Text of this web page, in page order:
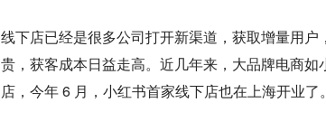
线下店已经是很多公司打开新渠道，获取增量用
贵，获客成本日益走高。近几年来，大品牌电商
店，今年 6 月，小红书首家线下店也在上海开业了。